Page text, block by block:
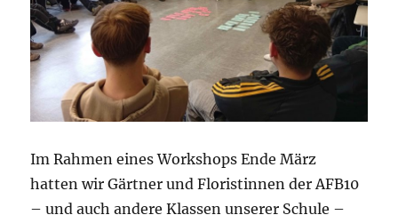
Im Rahmen eines Workshops Ende März
hatten wir Gärtner und Floristinnen der AFB10
– und auch andere Klassen unserer Schule –